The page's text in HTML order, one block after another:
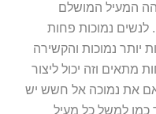
המעיל המושלם
נמוכות פחות
יותר נמוכות והקשירה
מתאים וזה יכול ליצור
אם את נמוכה אל חשש יש
כמו למשל כל מעיל